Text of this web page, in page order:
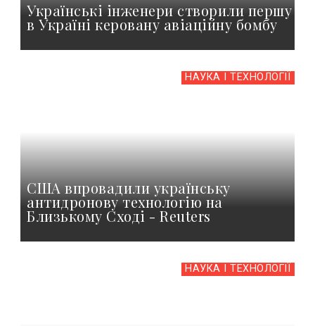
Українські інженери створили першу
в Україні керовану авіаційну бомбу
НАУКА І ТЕХНОЛОГІЇ
США впровадили українську
антидронову технологію на
Близькому Сході - Reuters
НАУКА І ТЕХНОЛОГІЇ